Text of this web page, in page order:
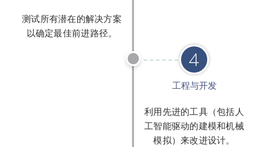
测试所有潜在的解决方案
以确定最佳前进路径。
4
工程与开发
利用先进的工具（包括人
工智能驱动的建模和机械
模拟）来改进设计。